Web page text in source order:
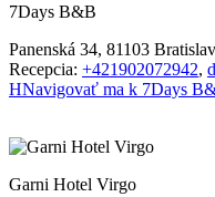
7Days B&B
Panenská 34, 81103
Recepcia: +421902072942,
HNavigovať ma k 7Days
Garni Hotel Virgo